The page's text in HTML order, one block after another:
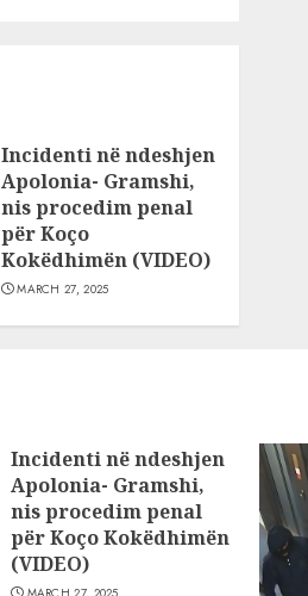
Incidenti në ndeshjen
Apolonia- Gramshi,
nis procedim penal
për Koço
Kokëdhimën (VIDEO)
MARCH 27, 2025
Incidenti në ndeshjen
Apolonia- Gramshi,
nis procedim penal
për Koço Kokëdhimën
(VIDEO)